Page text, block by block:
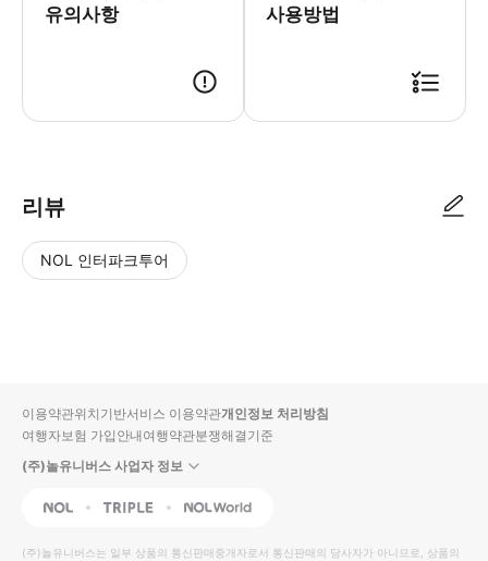
유의사항 사용방법
리뷰
NOL 인터파크투어
입니
다.
높
동
순
상
이용약관위치기반서비스 이용약관개인정보 처리방침
여행자보험 가입안내여행약관분쟁해결기준
(주)놀유니버스 사업자 정보
NOL Triple Interpark Global
(주)놀유니버스는 일부 상품의 통신판매중개자로서 통신판매의 당사자가 아니므로, 상품의